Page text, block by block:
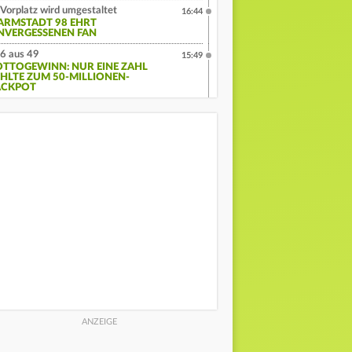
Vorplatz wird umgestaltet
98 EHRT
FAN
16:44
6 aus 49
NUR EINE ZAHL
ZUM 50-MILLIONEN-
15:49